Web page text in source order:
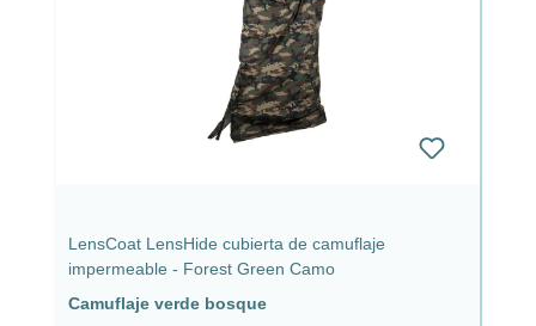
LensCoat LensHide cubierta de camuflaje
impermeable - Forest Green Camo
Camuflaje verde bosque